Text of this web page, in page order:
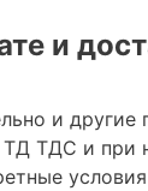
и
и
ТДС и при